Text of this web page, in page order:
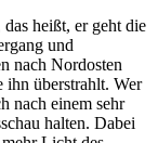
heißt, er geht die
und
nach Nordosten
ihn überstrahlt. Wer
nach einem sehr
halten. Dabei